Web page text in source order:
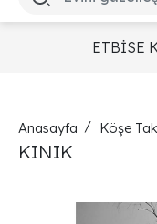
ETBİSE
Anasayfa Köşe
KINIK